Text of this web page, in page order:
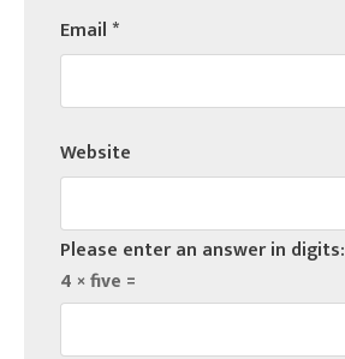
Email*
Website
Please enter an answer in digits:
4 × five =